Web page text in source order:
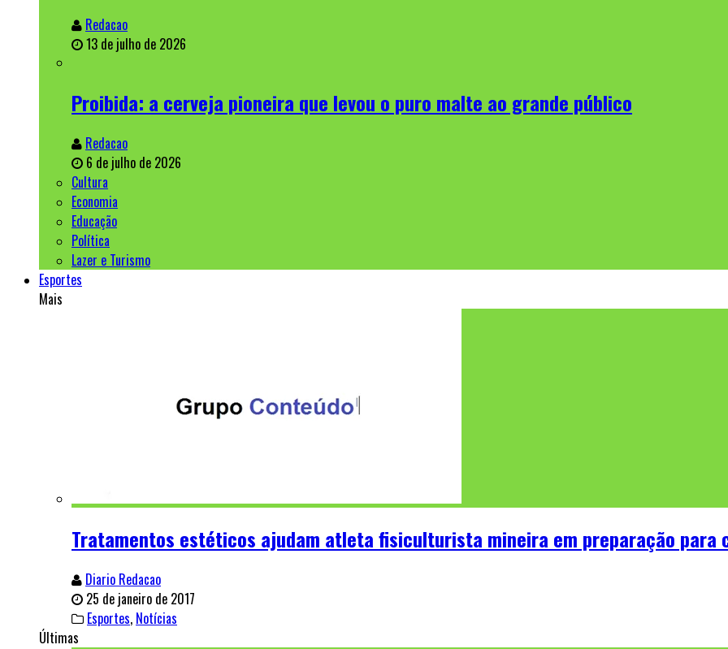
Redacao
13 de julho de 2026
Proibida: a cerveja pioneira que levou o puro malte ao grande público
Redacao
6 de julho de 2026
Cultura
Economia
Educação
Política
Lazer e Turismo
Esportes
Mais
Tratamentos estéticos ajudam atleta fisiculturista mineira em preparação para
Diario Redacao
25 de janeiro de 2017
Esportes, Notícias
Últimas